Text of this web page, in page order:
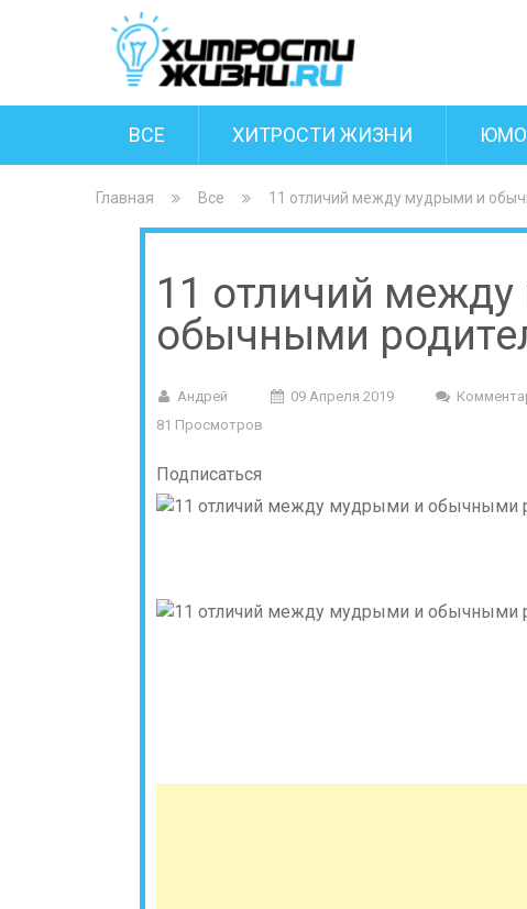
ВСЕ ХИТРОСТИ ЖИЗНИ
Главная Все 11 отличий между мудрыми и
11 отличий
обычными
Андрей 09 Апреля 2019
81 Просмотров
Подписаться